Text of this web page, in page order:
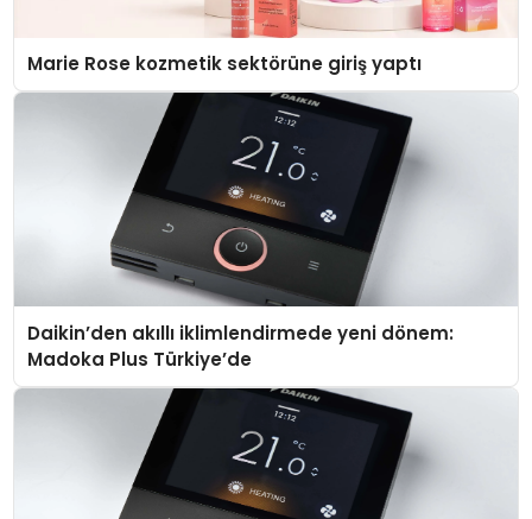
Marie Rose kozmetik sektörüne giriş yaptı
Daikin’den akıllı iklimlendirmede yeni dönem:
Madoka Plus Türkiye’de